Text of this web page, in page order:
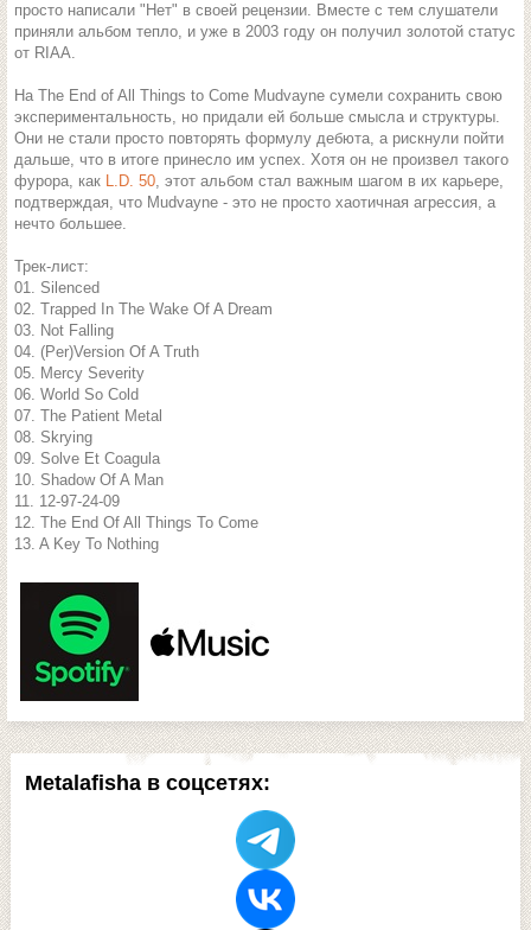
Metalafisha в соцсетях:
просто написали "Нет" в своей рецензии. Вместе с тем слушатели
приняли альбом тепло, и уже в 2003 году он получил золотой статус
от RIAA.
На The End of All Things to Come Mudvayne сумели сохранить свою
экспериментальность, но придали ей больше смысла и структуры.
Они не стали просто повторять формулу дебюта, а рискнули пойти
дальше, что в итоге принесло им успех. Хотя он не произвел такого
фурора, как L.D. 50, этот альбом стал важным шагом в их карьере,
подтверждая, что Mudvayne - это не просто хаотичная агрессия, а
нечто большее.
Трек-лист:
01. Silenced
02. Trapped In The Wake Of A Dream
03. Not Falling
04. (Per)Version Of A Truth
05. Mercy Severity
06. World So Cold
07. The Patient Metal
08. Skrying
09. Solve Et Coagula
10. Shadow Of A Man
11. 12-97-24-09
12. The End Of All Things To Come
13. A Key To Nothing